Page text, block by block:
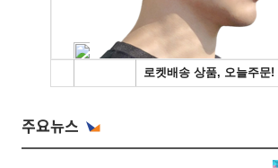
주요뉴스